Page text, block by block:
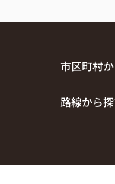
市区町村
路線から